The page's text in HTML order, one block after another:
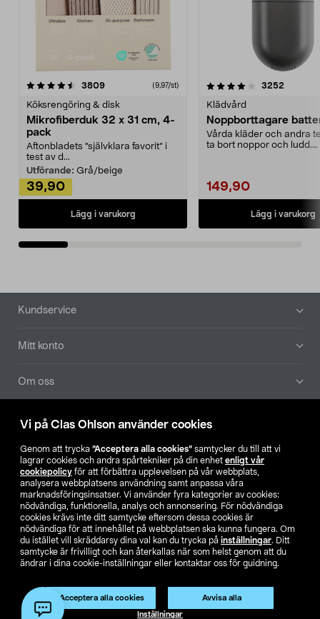
Vi på Clas Ohlson använder cookies
Genom att trycka ”Acceptera alla cookies” samtycker du till att vi
lagrar cookies och andra spårtekniker på din enhet enligt vår
cookiepolicy för att förbättra upplevelsen på vår webbplats,
analysera webbplatsens användning samt anpassa våra
marknadsföringsinsatser. Vi använder fyra kategorier av cookies:
nödvändiga, funktionella, analys och annonsering. För nödvändiga
cookies krävs inte ditt samtycke eftersom dessa cookies är
nödvändiga för att innehållet på webbplatsen ska kunna fungera. Om
du istället vill skräddarsy dina val kan du trycka på inställningar. Ditt
samtycke är frivilligt och kan återkallas när som helst genom att du
ändrar i dina cookie-inställningar eller kontaktar oss för guidning.
Acceptera alla cookies Avvisa alla
Inställningar
3809recensioner (9,97/st)
Köksrengöring & disk
Mikrofiberduk 32 x 31 cm, 4-
pack
Aftonbladets "självklara favorit” i
test av d...
Utförande: Grå/beige
39,90
Lägg i varukorg
4.0av 5 stjärnor 3252
Klädvård
Noppborttagare
Vårda kläder och andra
ta bort noppor och ludd.
149,90
Lägg i varukorg
4.5av 5 stjärnor
Sidfot
Kundservice
Mitt konto
Om oss
Aktuellt
Våra bolag
Hitta butik
SE NO FI
Köpvillkor Privacy statement Klubbvillkor